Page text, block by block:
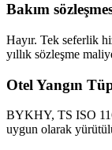
Bakım
Hayır. Tek seferlik
yıllık sözleşme
Otel Yangın
BYKHY, TS ISO
uygun olarak